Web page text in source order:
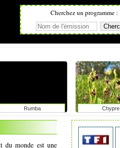
Cherchez un programme :
Rumba Chypre
du monde est une